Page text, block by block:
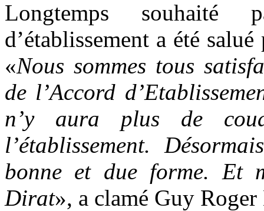
Longtemps souhaité
d’établissement a été
«Nous sommes tous
de l’Accord
n’y aura plus de
l’établissement.
bonne et due forme. Et
Dirat», a clamé Guy